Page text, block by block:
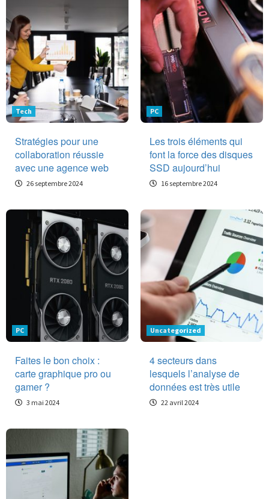
Tech
Stratégies pour une
collaboration réussie
avec une agence web
26 septembre 2024
PC
Les trois éléments qui
font la force des disques
SSD aujourd’hui
16 septembre 2024
PC
Faites le bon choix :
carte graphique pro ou
gamer ?
3 mai 2024
Uncategorized
4 secteurs dans
lesquels l’analyse de
données est très utile
22 avril 2024